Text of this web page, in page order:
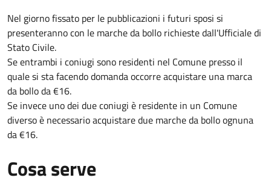
Nel giorno fissato per le pubblicazioni i futuri sposi si
presenteranno con le marche da bollo richieste dall'Ufficiale di
Stato Civile.
Se entrambi i coniugi sono residenti nel Comune presso il
quale si sta facendo domanda occorre acquistare una marca
da bollo da €16.
Se invece uno dei due coniugi è residente in un Comune
diverso è necessario acquistare due marche da bollo ognuna
da €16.
Cosa serve